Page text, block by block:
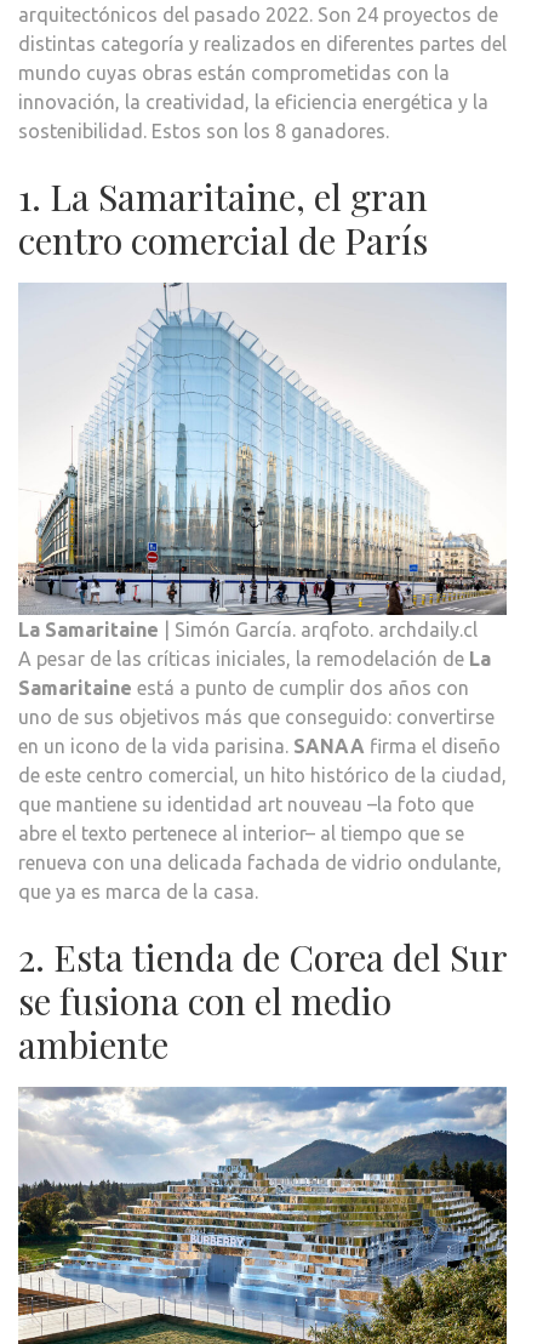
arquitectónicos del pasado 2022. Son 24 proyectos de
distintas categoría y realizados en diferentes partes del
mundo cuyas obras están comprometidas con la
innovación, la creatividad, la eficiencia energética y la
sostenibilidad. Estos son los 8 ganadores.
1. La Samaritaine, el gran
centro comercial de París
La Samaritaine | Simón García. arqfoto. archdaily.cl
A pesar de las críticas iniciales, la remodelación de La
Samaritaine está a punto de cumplir dos años con
uno de sus objetivos más que conseguido: convertirse
en un icono de la vida parisina. SANAA firma el diseño
de este centro comercial, un hito histórico de la ciudad,
que mantiene su identidad art nouveau –la foto que
abre el texto pertenece al interior– al tiempo que se
renueva con una delicada fachada de vidrio ondulante,
que ya es marca de la casa.
2. Esta tienda de Corea del Sur
se fusiona con el medio
ambiente